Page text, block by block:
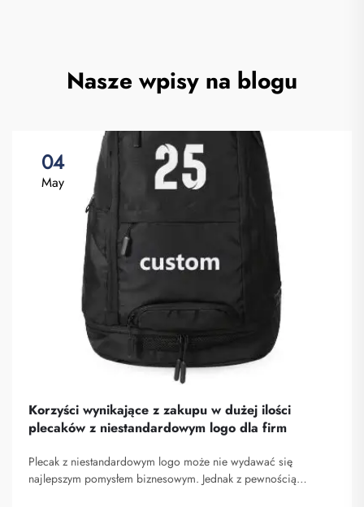
Nasze wpisy na blogu
04
May
Korzyści wynikające z zakupu w dużej ilości
plecaków z niestandardowym logo dla firm
Plecak z niestandardowym logo może nie wydawać się
najlepszym pomysłem biznesowym. Jednak z pewnością